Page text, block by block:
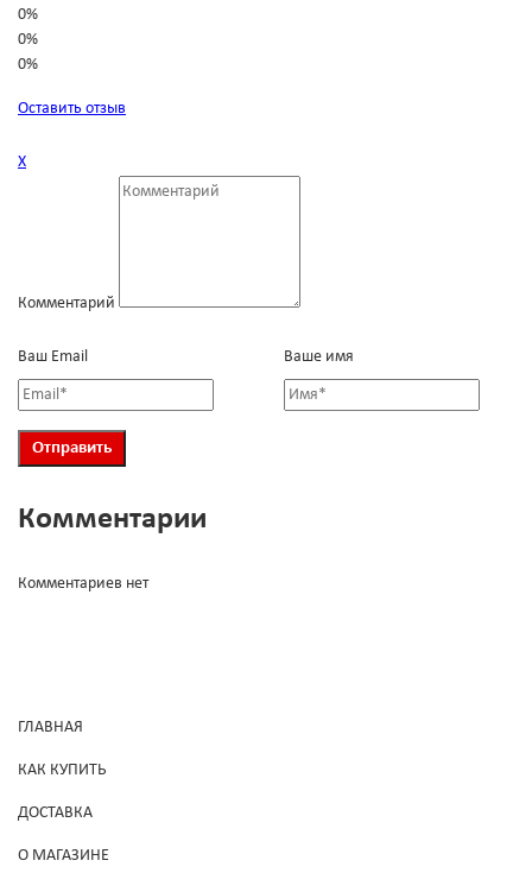
0%
0%
0%
Оставить отзыв
Х
Комментарий
Ваш Email Ваше имя
Комментарии
Комментариев нет
ГЛАВНАЯ
КАК КУПИТЬ
ДОСТАВКА
О МАГАЗИНЕ